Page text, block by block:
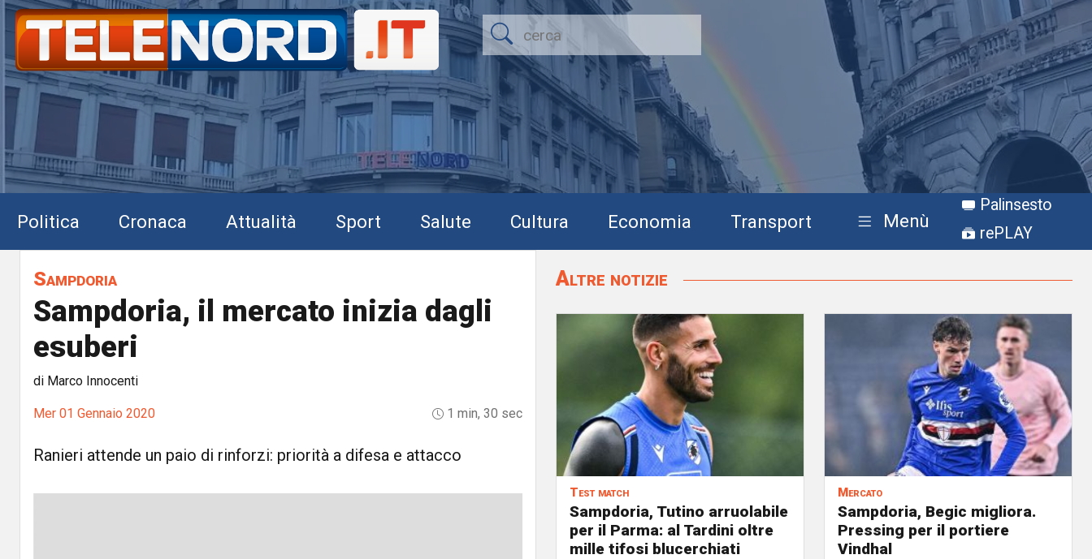
Politica Cronaca Attualità Sport Salute Cultura Economia Transport Menù
Palinsesto
rePLAY
Sampdoria
Sampdoria, il mercato inizia dagli
esuberi
di Marco Innocenti
Mer 01 Gennaio 2020 1 min, 30 sec
Ranieri attende un paio di rinforzi: priorità a difesa e attacco
Altre notizie
Test match
Sampdoria, Tutino arruolabile
per il Parma: al Tardini oltre
mille tifosi blucerchiati
Mercato
Sampdoria, Begic migliora.
Pressing per il portiere
Vindhal